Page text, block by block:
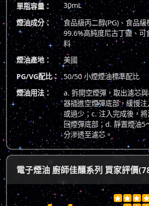
單瓶容量：
30mL
煙油成分：
食品級丙二醇(PG)、食品級
99.6%高純度尼古丁鹽、可
料
煙油產地：
美國
PG/VG配比：
50/50 小煙煙油標準配比
煙油用法：
a. 拆開空煙彈，取出濾芯
器插進空煙彈底部，緩慢
或過少；c. 注入完成後，
回煙彈底部；d. 靜置煙油5
分滲透至濾芯。
電子煙油 廚師佳釀系列 買家評價
   